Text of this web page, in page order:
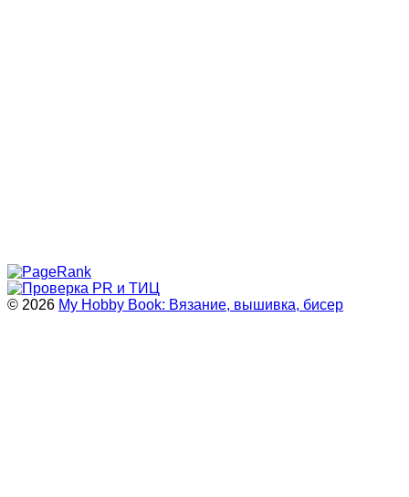
© 2026 My Hobby Book: Вязание, вышивка, бисер